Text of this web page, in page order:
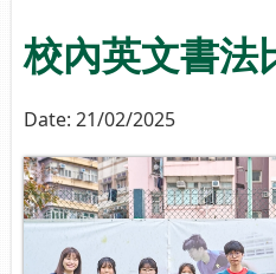
校內英文書法
Date: 21/02/2025